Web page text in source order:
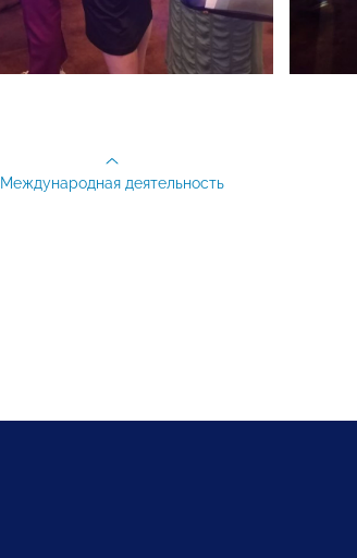
Международная деятельность